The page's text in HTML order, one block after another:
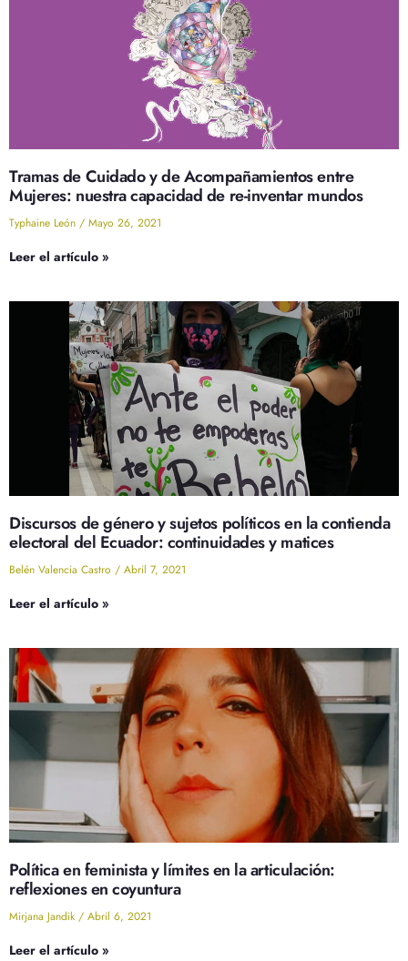
Tramas de Cuidado y de Acompañamientos entre
Mujeres: nuestra capacidad de re-inventar mundos
Typhaine León Mayo 26, 2021
Leer el artículo »
Discursos de género y sujetos políticos en la contienda
electoral del Ecuador: continuidades y matices
Belén Valencia Castro Abril 7, 2021
Leer el artículo »
Política en feminista y límites en la articulación:
reflexiones en coyuntura
Mirjana Jandik Abril 6, 2021
Leer el artículo »